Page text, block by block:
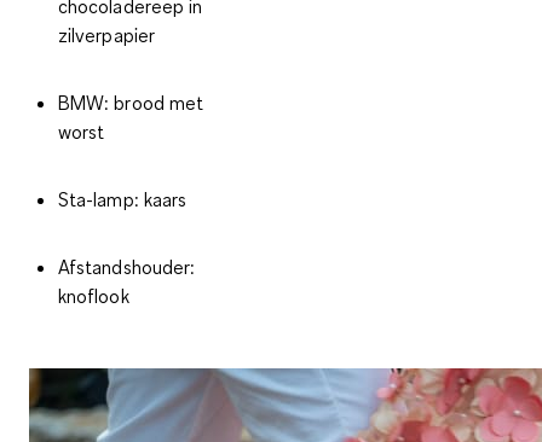
chocoladereep in
zilverpapier
BMW: brood met
worst
Sta-lamp: kaars
Afstandshouder:
knoflook